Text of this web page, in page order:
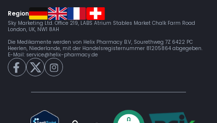
Region
Sky Marketing Ltd. Office 219, LABS Atrium Stables Market Chalk Farm Road
London, UK, NW1 8AH
Die Medikamente werden von Helix Pharmacy B.V, Sourethweg 7Z 6422 PC
Heerlen, Niederlande, mit der Handelsregisternummer 81205864 abgegeben.
E-Mail: service@helix-pharmacy.de